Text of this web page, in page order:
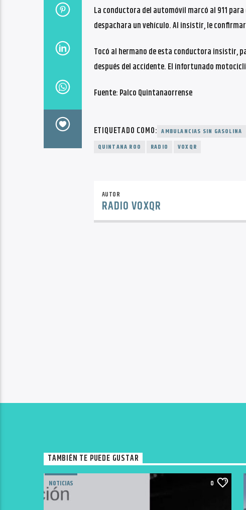
La conductora del automóvil marcó al 911
despachara un vehículo. Al insistir, le
Tocó al hermano de esta conductora insistir,
después del accidente. El infortunado
Fuente: Palco Quintanaorrense
ETIQUETADO COMO: AMBULANCIAS SIN GASOLINA
QUINTANA ROO
RADIO VOXQR
AUTOR
RADIO VOXQR
TAMBIÉN TE PUEDE GUSTAR
NOTICIAS 0